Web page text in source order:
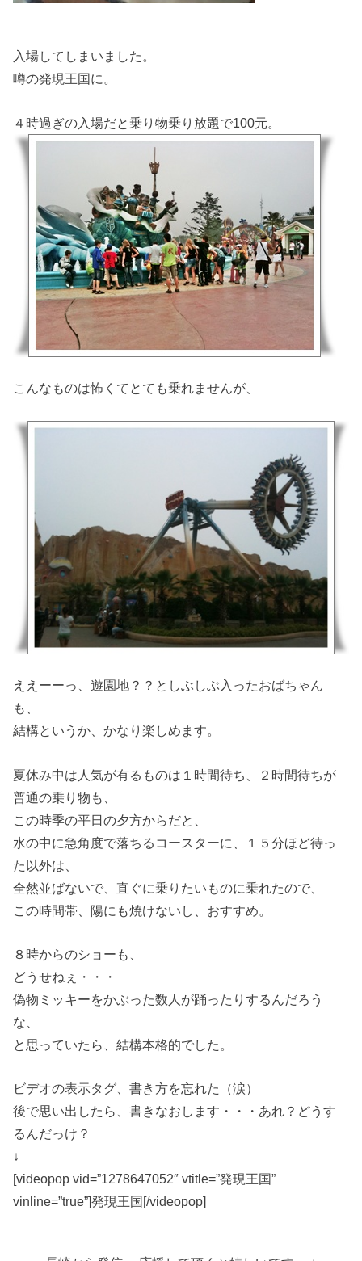
入場してしまいました。
噂の発現王国に。
４時過ぎの入場だと乗り物乗り放題で100元。
こんなものは怖くてとても乗れませんが、
ええーーっ、遊園地？？としぶしぶ入ったおばちゃん
も、
結構というか、かなり楽しめます。
夏休み中は人気が有るものは１時間待ち、２時間待ちが
普通の乗り物も、
この時季の平日の夕方からだと、
水の中に急角度で落ちるコースターに、１５分ほど待っ
た以外は、
全然並ばないで、直ぐに乗りたいものに乗れたので、
この時間帯、陽にも焼けないし、おすすめ。
８時からのショーも、
どうせねぇ・・・
偽物ミッキーをかぶった数人が踊ったりするんだろう
な、
と思っていたら、結構本格的でした。
ビデオの表示タグ、書き方を忘れた（涙）
後で思い出したら、書きなおします・・・あれ？どうす
るんだっけ？
↓
[videopop vid=”1278647052″ vtitle=”発現王国”
vinline=”true”]発現王国[/videopop]